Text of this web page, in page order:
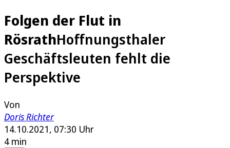
Folgen der Flut in
RösrathHoffnungsthaler
Geschäftsleuten fehlt die
Perspektive
Von
Doris Richter
14.10.2021, 07:30 Uhr
4 min